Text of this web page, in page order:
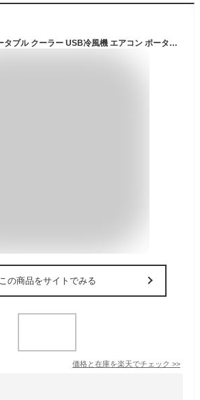
領収書発行可 USB ポータブル クーラー USB冷風機 エアコン ポータブルエアコン 携帯クーラー ポータブルクーラー 車中泊 クーラーポータブル キャンプ 車 卓上クーラー 卓上エアコン 卓上 簡易クーラー 簡易エアコン 簡易 コンパクトクーラー コンパクトエアコン コンパクト
この商品をサイトでみる
価格と在庫を楽天でチェック >>